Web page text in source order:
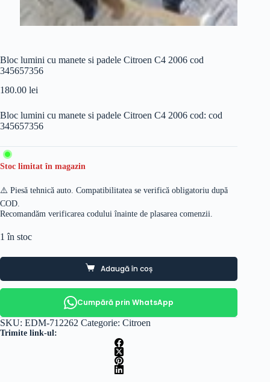
Bloc lumini cu manete si padele Citroen C4 2006 cod
345657356
180.00 lei
Bloc lumini cu manete si padele Citroen C4 2006 cod: cod
345657356
Stoc limitat în magazin
⚠️ Piesă tehnică auto. Compatibilitatea se verifică obligatoriu după
COD.
Recomandăm verificarea codului înainte de plasarea comenzii.
1 în stoc
Adaugă în coș
Cumpără prin WhatsApp
SKU: EDM-712262 Categorie: Citroen
Trimite link-ul: